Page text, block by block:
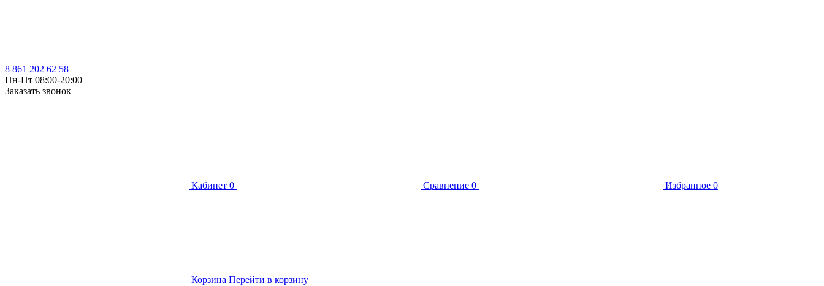
8 861 202 62 58
Пн-Пт 08:00-20:00
Заказать звонок
Кабинет 0 Сравнение 0 Избранное 0
Корзина Перейти в корзину